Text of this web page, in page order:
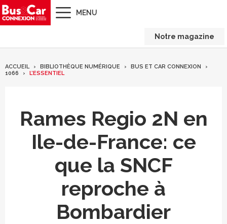
MENU
Notre magazine
ACCUEIL BIBLIOTHÈQUE NUMÉRIQUE
BUS ET CAR CONNEXION
1066
L’ESSENTIEL
Rames Regio 2N en
Ile-de-France: ce
que la SNCF
reproche à
Bombardier